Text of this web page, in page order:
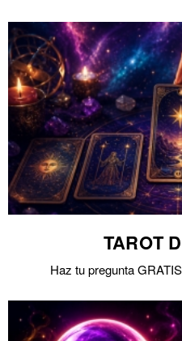
TAROT
Haz tu pregunta